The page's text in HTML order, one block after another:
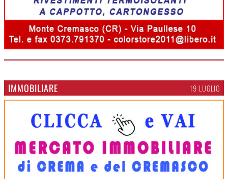
IMMOBILIARE 19 LUGLIO